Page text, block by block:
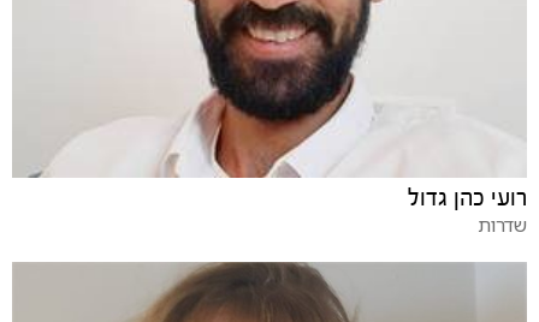
רועי כהן גדול
שדרות